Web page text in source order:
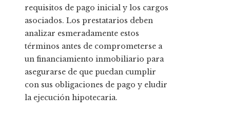
requisitos de pago inicial y los cargos
asociados. Los prestatarios deben
analizar esmeradamente estos
términos antes de comprometerse a
un financiamiento inmobiliario para
asegurarse de que puedan cumplir
con sus obligaciones de pago y eludir
la ejecución hipotecaria.